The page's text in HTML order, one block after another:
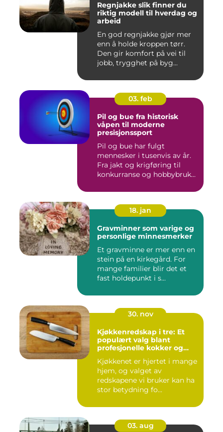
Regnjakke slik finner du
riktig modell til hverdag og
arbeid
En god regnjakke gjør mer
enn å holde kroppen tørr.
Den gir komfort på vei til
jobb, trygghet på byg...
03. feb
Pil og bue fra historisk
våpen til moderne
presisjonssport
Pil og bue har fulgt
mennesker i tusenvis av år.
Fra jakt og krigføring til
konkurranse og hobbybruk...
18. jan
Gravminner som varige og
personlige minnesmerker
Et gravminne er mer enn en
stein på en kirkegård. For
mange familier blir det et
fast holdepunkt i s...
30. nov
Kjøkkenredskap i tre: Et
populært valg blant
profesjonelle kokker og
Kjøkkenet er hjertet i mange
hjem, og valget av
redskapene vi bruker kan ha
stor betydning fo...
03. aug